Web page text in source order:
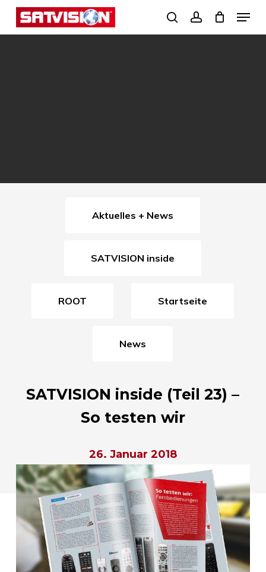
Skip
search
Menu
Aktuelles + News
SATVISION inside
ROOT Startseite
News
SATVISION inside (Teil 23) –
So testen wir
26. Januar 2018